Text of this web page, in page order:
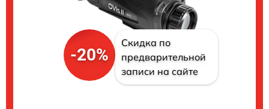
-20%
Скидка по
предварительной
записи на сайте